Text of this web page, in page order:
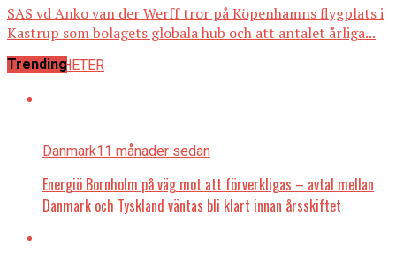
SAS vd Anko van der Werff tror på Köpenhamns flygplats i
Kastrup som bolagets globala hub och att antalet årliga...
ALLA NYHETER
Trending
Danmark11 månader sedan
Energiö Bornholm på väg mot att förverkligas – avtal mellan
Danmark och Tyskland väntas bli klart innan årsskiftet